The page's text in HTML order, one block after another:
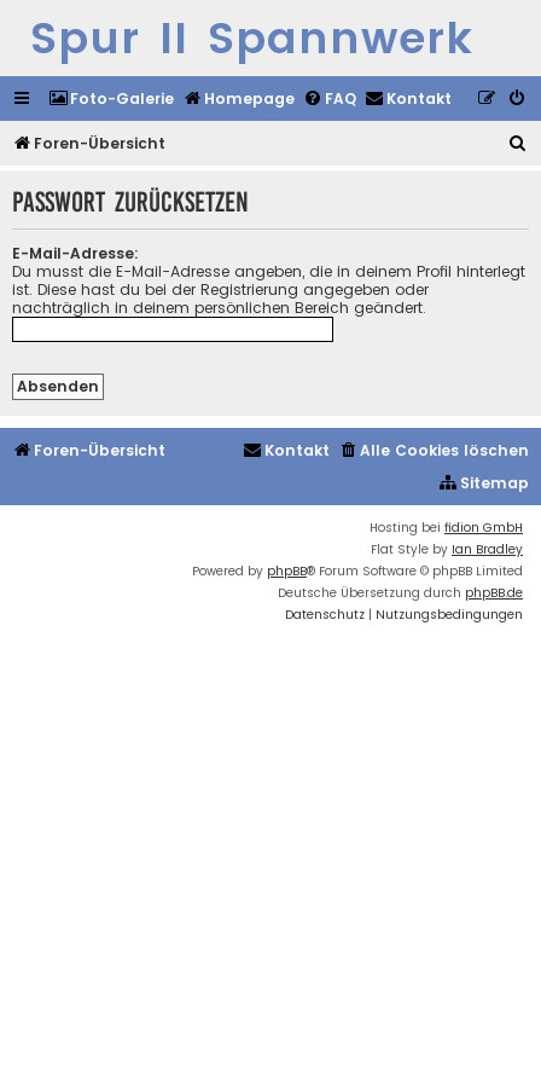
Spur II Spannwerk
Foto-Galerie Homepage FAQ Kontakt
Foren-Übersicht
h
Passwort zurücksetzen
E-Mail-Adresse:
Du musst die E-Mail-Adresse angeben, die in deinem Profil hinterlegt
ist. Diese hast du bei der Registrierung angegeben oder
nachträglich in deinem persönlichen Bereich geändert.
Foren-Übersicht Alle Cookies löschen
Kontakt
Sitemap
Hosting bei fidion GmbH
Flat Style by Ian Bradley
Powered by phpBB® Forum Software © phpBB Limited
Deutsche Übersetzung durch phpBB.de
Datenschutz | Nutzungsbedingungen